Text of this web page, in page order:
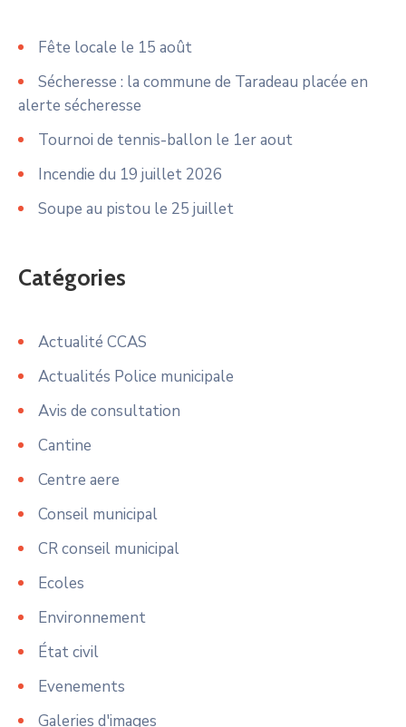
Fête locale le 15 août
Sécheresse : la commune de Taradeau placée en
alerte sécheresse
Tournoi de tennis-ballon le 1er aout
Incendie du 19 juillet 2026
Soupe au pistou le 25 juillet
Catégories
Actualité CCAS
Actualités Police municipale
Avis de consultation
Cantine
Centre aere
Conseil municipal
CR conseil municipal
Ecoles
Environnement
État civil
Evenements
Galeries d'images